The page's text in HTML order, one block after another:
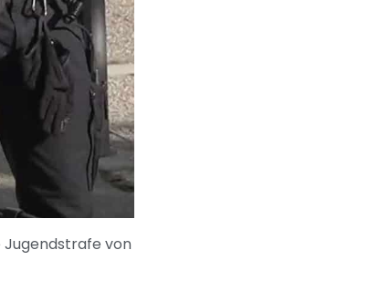
Jugendstrafe von